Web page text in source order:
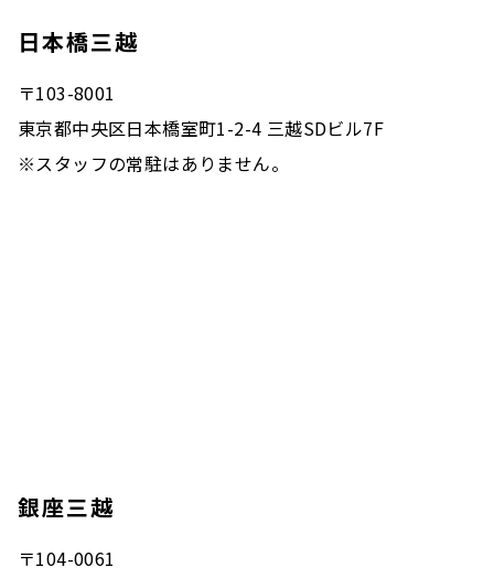
日本橋三越
〒103-8001
東京都中央区日本橋室町1-2-4 三越SDビル7F
※スタッフの常駐はありません。
銀座三越
〒104-0061